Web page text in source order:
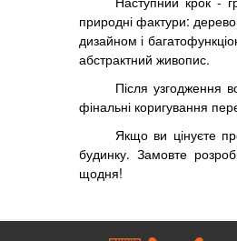
природні фактури:
дизайном і
абстрактний живопис.
Після узгодження
фінальні коригування
Якщо ви цінуєте
будинку. Замовте
щодня!